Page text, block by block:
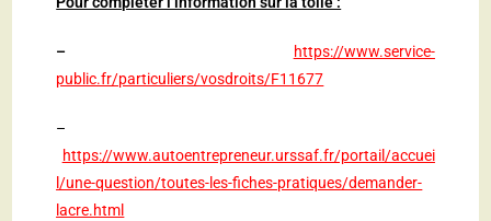
–
https://www.service-
public.fr/particuliers/vosdroits/F11677
–
https://www.autoentrepreneur.urssaf.fr/portail/accuei
l/une-question/toutes-les-fiches-pratiques/demander-
lacre.html